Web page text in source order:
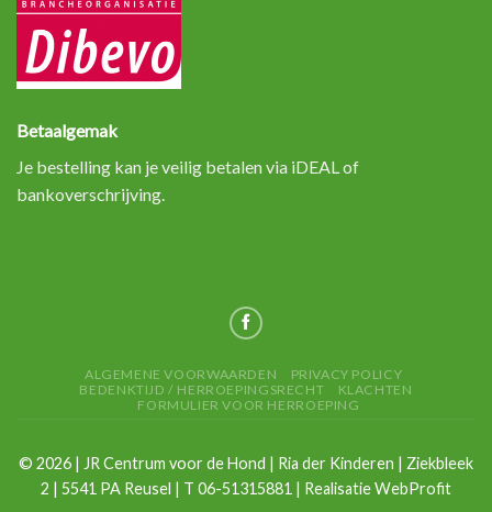
Betaalgemak
Je bestelling kan je veilig betalen via iDEAL of
bankoverschrijving.
ALGEMENE VOORWAARDEN
PRIVACY POLICY
BEDENKTIJD / HERROEPINGSRECHT
KLACHTEN
FORMULIER VOOR HERROEPING
© 2026 | JR Centrum voor de Hond | Ria der Kinderen | Ziekbleek
2 | 5541 PA Reusel | T 06-51315881 | RealisatieWebProfit